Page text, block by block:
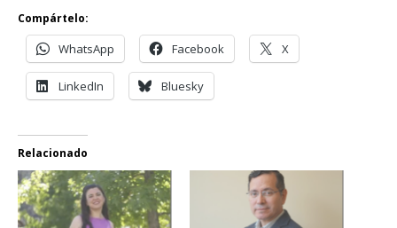
Compártelo:
WhatsApp Facebook X
LinkedIn Bluesky
Relacionado